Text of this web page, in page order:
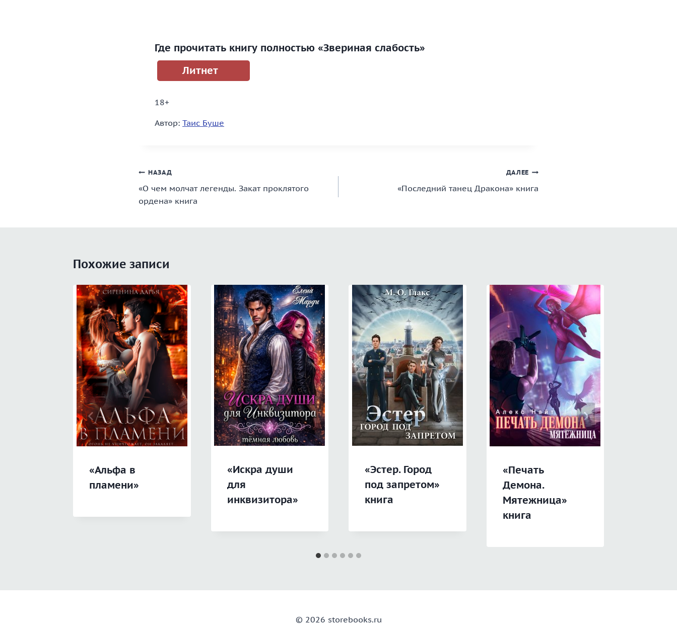
Где прочитать книгу полностью «Звериная слабость»
Литнет
18+
Автор: Таис Буше
Навигация
по
записям
НАЗАД
«О чем молчат легенды. Закат проклятого
ордена» книга
ДАЛЕЕ
«Последний танец Дракона» книга
Похожие записи
«Альфа в
пламени»
«Искра души
для
инквизитора»
«Эстер. Город
под запретом»
книга
«Печать
Демона.
Мятежница»
книга
© 2026 storebooks.ru